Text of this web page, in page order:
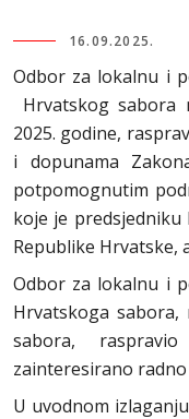
16.09.2025.
Odbor za lokalnu i
Hrvatskog sabora
2025. godine,
i dopunama
potpomognutim
koje je predsjedniku
Republike Hrvatske,
Odbor za lokalnu i
Hrvatskoga sabora,
sabora,
zainteresirano
U uvodnom